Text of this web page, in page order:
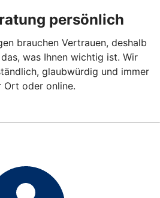
persönlich
brauchen Vertrauen, deshalb
was Ihnen wichtig ist. Wir
glaubwürdig und immer
Ort oder online.